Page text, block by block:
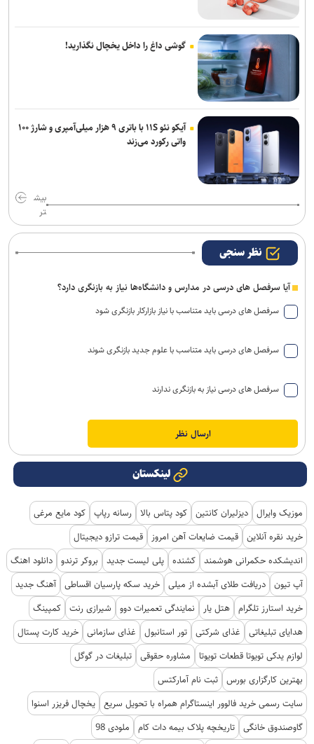
گوشی داغ را داخل یخچال نگذارید!
آیکو نئو ۱۱S با باتری ۹ هزار میلی‌آمپری و شارژ ۱۰۰
واتی رکورد می‌زند
بیش
تر
نظر سنجی
آیا سرفصل های درسی در مدارس و دانشگاه‌ها نیاز به بازنگری دارد؟
سرفصل های درسی باید متناسب با نیاز بازارکار بازنگری شود
سرفصل های درسی باید متناسب با علوم جدید بازنگری شوند
سرفصل های درسی نیاز به بازنگری ندارند
لینکستان
موزیک وایرال دیزلیران کانتین کود پتاس بالا رسانه رپاپ کود مایع مرغی
خرید نقره آنلاین قیمت ضایعات آهن امروز
قیمت ترازو دیجیتال
اندیشکده حکمرانی هوشمند کشنده پلی لیست جدید بروکر ترندو دانلود اهنگ
آپ تیون دریافت طلای آبشده از میلی خرید سکه پارسیان اقساطی آهنگ جدید
خرید استارز تلگرام هتل یار نمایندگی تعمیرات دوو شیرازی رنت کمپینگ
هدایای تبلیغاتی
غذای شرکتی تور استانبول غذای سازمانی خرید کارت پستال
لوازم یدکی تویوتا قطعات تویوتا
مشاوره حقوقی تبلیغات در گوگل
بهترین کارگزاری بورس ثبت نام آمارکتس
سایت رسمی خرید فالوور اینستاگرام همراه با تحویل سریع یخچال فریزر اسنوا
گاوصندوق خانگی تاریخچه پلاک بیمه دات کام
ملودی 98